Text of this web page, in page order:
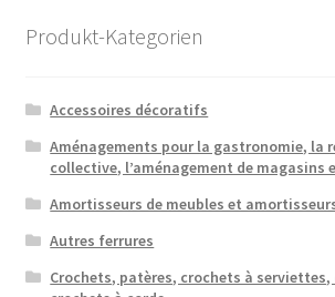
Produkt-Kategorien
Accessoires décoratifs
Aménagements pour la gastronomie, la
collective, l’aménagement de
Amortisseurs de meubles et
Autres ferrures
Crochets, patères, crochets à